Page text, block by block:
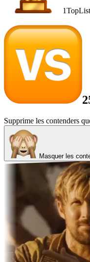
1TopList
Supprime les contenders
Masquer les